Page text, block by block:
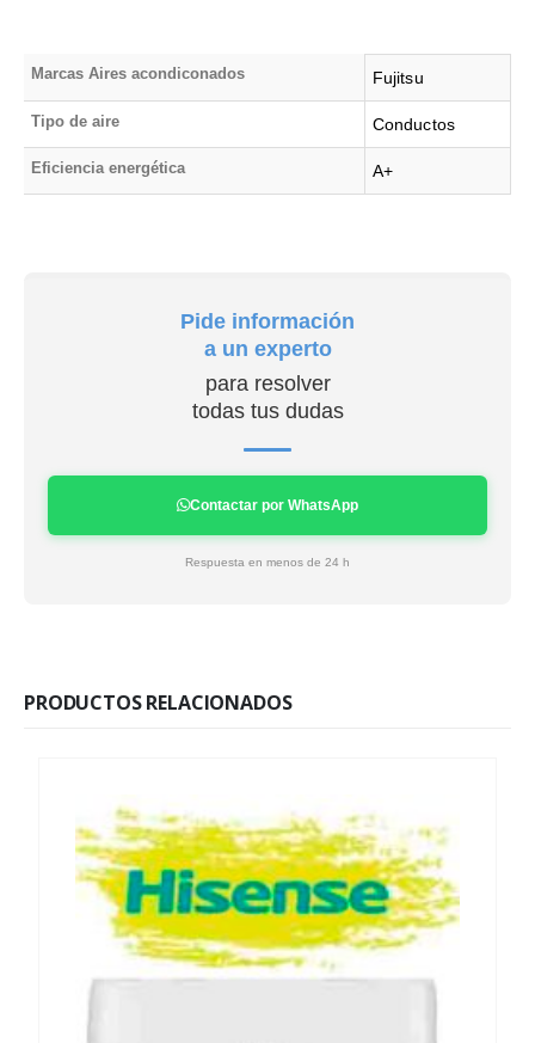
Marcas Aires acondiconados Fujitsu
Tipo de aire Conductos
Eficiencia energética A+
Pide información
a un experto
para resolver
todas tus dudas
Contactar por WhatsApp
Respuesta en menos de 24 h
PRODUCTOS RELACIONADOS